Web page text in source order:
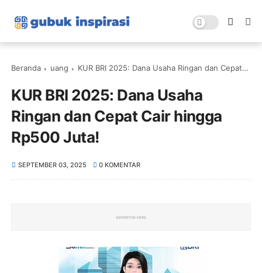
Beranda uang KUR BRI 2025: Dana Usaha Ringan dan Cepat Cair hingga Rp500 Juta!
KUR BRI 2025: Dana Usaha
Ringan dan Cepat Cair hingga
Rp500 Juta!
SEPTEMBER 03, 2025 0 KOMENTAR